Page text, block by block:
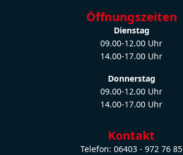
Öffnungszeiten
Dienstag
09.00-12.00 Uhr
14.00-17.00 Uhr
Donnerstag
09.00-12.00 Uhr
14.00-17.00 Uhr
Kontakt
Telefon: 06403 - 972 76 85